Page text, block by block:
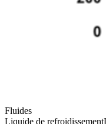
Fluides
Liquide de refroidissement